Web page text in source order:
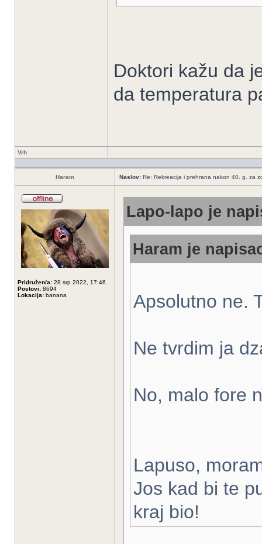
Doktori kažu da
da temperatura
Vrh
Haram Naslov: Re: Rekreacija i prehrana nakon 40. g. za
Pridružen/a: 28 srp 2022, 17:46
Postovi: 8694
Lokacija: banana
Lapo-lapo je
Haram je
Apsolutno ne.
Ne tvrdim ja
No, malo fore
Lapuso,
Jos kad bi te
kraj bio!